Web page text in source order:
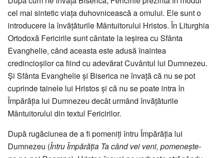
cel mai sintetic viața duhovnicească a omului. Ele sunt o
introducere la învățăturile Mântuitorului Hristos. În Liturghia
Ortodoxă Fericirile sunt cântate la ieșirea cu Sfânta
Evanghelie, când aceasta este adusă înaintea
credincioșilor ca fiind cu adevărat Cuvântul lui Dumnezeu.
Și Sfânta Evanghelie și Biserica ne învață că nu se pot
cuprinde tainele lui Hristos și că nu se poate intra în
Împărăția lui Dumnezeu decât urmând învățăturile
Mântuitorului din textul Fericirilor.
După rugăciunea de a fi pomeniți întru Împărăția lui
Dumnezeu (Întru Împărăția Ta când vei veni, pomenește-